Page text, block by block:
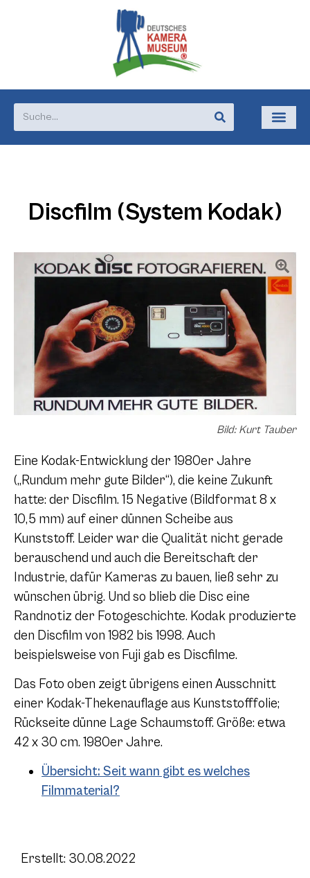
Discfilm (System Kodak)
Bild: Kurt Tauber
Eine Kodak-Entwicklung der 1980er Jahre
(„Rundum mehr gute Bilder“), die keine Zukunft
hatte: der Discfilm. 15 Negative (Bildformat 8 x
10,5 mm) auf einer dünnen Scheibe aus
Kunststoff. Leider war die Qualität nicht gerade
berauschend und auch die Bereitschaft der
Industrie, dafür Kameras zu bauen, ließ sehr zu
wünschen übrig. Und so blieb die Disc eine
Randnotiz der Fotogeschichte. Kodak produzierte
den Discfilm von 1982 bis 1998. Auch
beispielsweise von Fuji gab es Discfilme.
Das Foto oben zeigt übrigens einen Ausschnitt
einer Kodak-Thekenauflage aus Kunststofffolie;
Rückseite dünne Lage Schaumstoff. Größe: etwa
42 x 30 cm. 1980er Jahre.
Übersicht: Seit wann gibt es welches
Filmmaterial?
Erstellt: 30.08.2022